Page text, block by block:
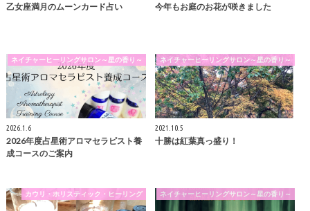
乙女座満月のムーンカード占い 今年もお庭のお花が咲きました
ネイチャーヒーリングサロン～星の香り～
2026.1.6
2026年度占星術アロマセラピスト養
成コースのご案内
ネイチャーヒーリングサロン～星の香り～
2021.10.5
十勝は紅葉真っ盛り！
カウリ・ホリスティック・ヒーリング ネイチャーヒーリングサロン～星の香り～